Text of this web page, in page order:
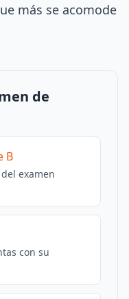
más se acomode
de
B
examen
con su